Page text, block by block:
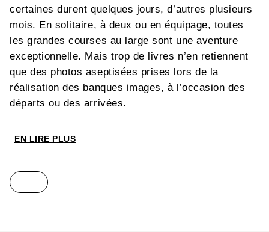
certaines durent quelques jours, d’autres plusieurs
mois. En solitaire, à deux ou en équipage, toutes
les grandes courses au large sont une aventure
exceptionnelle. Mais trop de livres n’en retiennent
que des photos aseptisées prises lors de la
réalisation des banques images, à l’occasion des
départs ou des arrivées.
Ce livre se base sur les témoignages des skippers
courses. Les selfies au passage du cap Horn, les
photos d’albatros, la houle grise du Grand Sud, les
EN LIRE PLUS